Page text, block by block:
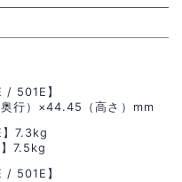
/ 501E】
行）×44.45（高さ）mm
7.3kg
7.5kg
/ 501E】